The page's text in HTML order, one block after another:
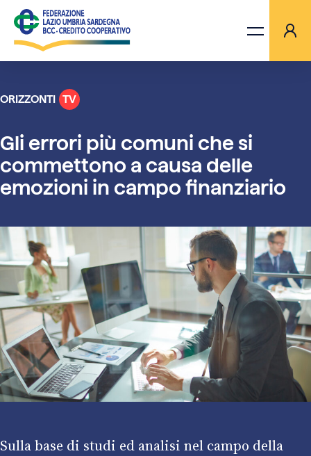
LA FEDERAZIONE
BANCHE
PROGETTI
AGGIORNAMENTI
ORIZZONTI TV
ORIZZONTI TV
Gli errori più comuni che si
commettono a causa delle
emozioni in campo finanziario
Sulla base di studi ed analisi nel campo della